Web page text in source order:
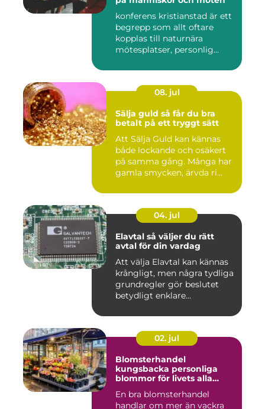
konferens kristianstad är ett
begrepp som allt oftare
kopplas till naturnära
mötesplatser, personlig...
08. jul
Sälja guld så får du bra
betalt på ett tryggt sätt
Att Sälja Guld kan kännas
både lockande och osäkert
på samma gång. Många har
gamla smycken, ärvda ri...
04. jul
Elavtal så väljer du rätt
avtal för din vardag
Att välja Elavtal kan kännas
krångligt, men några tydliga
grundregler gör beslutet
betydligt enklare...
02. jul
Blomsterhandel
kungsbacka personliga
blommor för livets alla
En bra blomsterhandel
handlar om mer än vackra